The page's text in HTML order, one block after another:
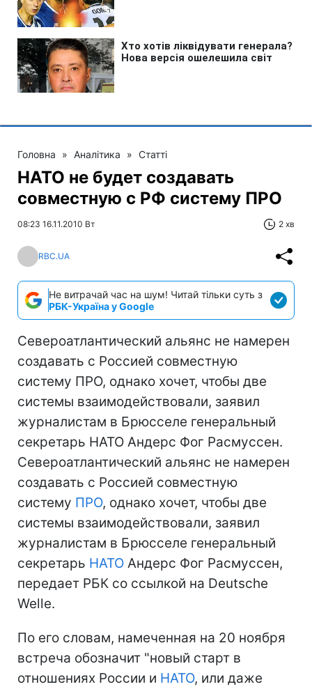
Головна » Аналітика » Статті
НАТО не будет создавать
совместную с РФ систему ПРО
08:23 16.11.2010 Вт 2 хв
RBC.UA
Не витрачай час на шум! Читай тільки суть з
РБК-Україна у Google
Североатлантический альянс не намерен
создавать с Россией совместную
систему ПРО, однако хочет, чтобы две
системы взаимодействовали, заявил
журналистам в Брюсселе генеральный
секретарь НАТО Андерс Фог Расмуссен.
Североатлантический альянс не намерен
создавать с Россией совместную
систему ПРО, однако хочет, чтобы две
системы взаимодействовали, заявил
журналистам в Брюсселе генеральный
секретарь НАТО Андерс Фог Расмуссен,
передает РБК со ссылкой на Deutsche
Welle.
По его словам, намеченная на 20 ноября
встреча обозначит "новый старт в
отношениях России и НАТО, или даже